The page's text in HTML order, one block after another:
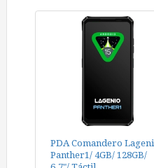
PDA Comandero
Panther1/ 4GB/ 128GB/